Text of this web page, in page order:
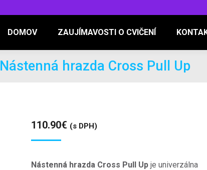
DOMOV ZAUJÍMAVOSTI O CVIČENÍ
Nástenná hrazda Cross Pull Up
110.90€ (s DPH)
Nástenná hrazda Cross Pull Upje univerzálna